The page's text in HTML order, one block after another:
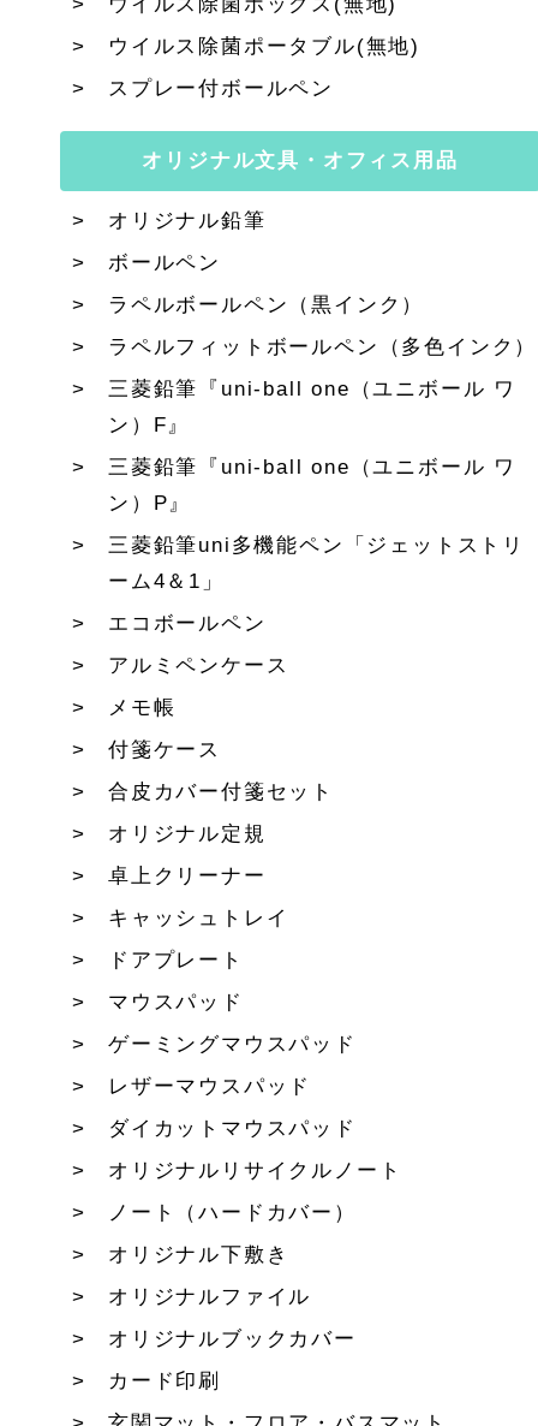
ウイルス除菌ポータブル(無地)
スプレー付ボールペン
オリジナル文具・オフィス用品
オリジナル鉛筆
ボールペン
ラペルボールペン（黒インク）
ラペルフィットボールペン（多色インク）
三菱鉛筆『uni-ball one（ユニボール ワ
ン）F』
三菱鉛筆『uni-ball one（ユニボール ワ
ン）P』
三菱鉛筆uni多機能ペン「ジェットストリ
ーム4＆1」
エコボールペン
アルミペンケース
メモ帳
付箋ケース
合皮カバー付箋セット
オリジナル定規
卓上クリーナー
キャッシュトレイ
ドアプレート
マウスパッド
ゲーミングマウスパッド
レザーマウスパッド
ダイカットマウスパッド
オリジナルリサイクルノート
ノート（ハードカバー）
オリジナル下敷き
オリジナルファイル
オリジナルブックカバー
カード印刷